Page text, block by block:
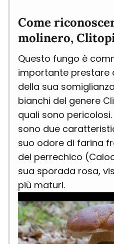
Come
molinero,
Questo fungo è
importante prestare
della sua
bianchi del genere
quali sono
sono due
suo odore di farina
del perrechico
sua sporada rosa,
più maturi.